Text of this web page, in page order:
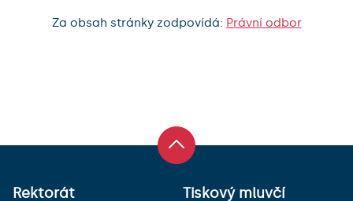
Za obsah stránky zodpovídá: Právní odbor
Rektorát Tiskový mluvčí